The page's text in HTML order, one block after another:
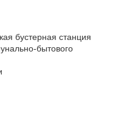
бустерная станция
бытового